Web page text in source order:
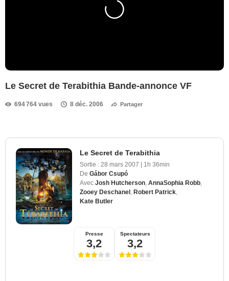
Le Secret de Terabithia Bande-annonce VF
694 764 vues 8 déc. 2006 Partager
Le Secret de Terabithia
Sortie : 28 mars 2007 | 1h 36min
De Gábor Csupó
Avec Josh Hutcherson AnnaSophia Robb
Zooey Deschanel Robert Patrick
Kate Butler
Presse
3,2
Spectateurs
3,2